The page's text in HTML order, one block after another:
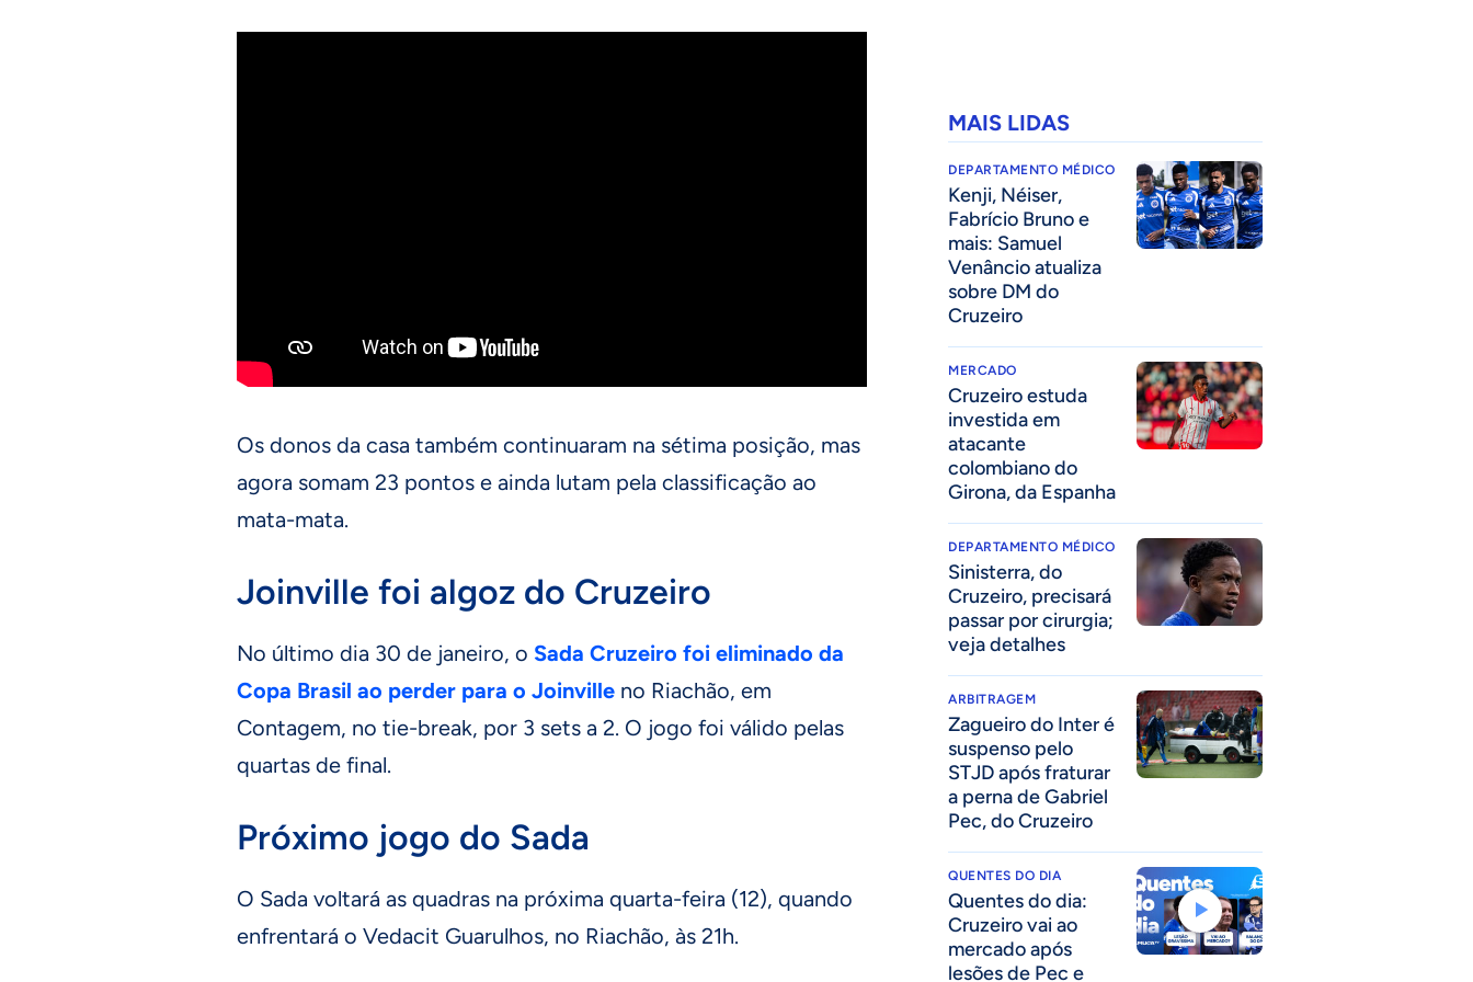
Os donos da casa também continuaram na sétima posição, mas
agora somam 23 pontos e ainda lutam pela classificação ao
mata-mata.
Joinville foi algoz do Cruzeiro
No último dia 30 de janeiro, o Sada Cruzeiro foi eliminado da
Copa Brasil ao perder para o Joinville no Riachão, em
Contagem, no tie-break, por 3 sets a 2. O jogo foi válido pelas
quartas de final.
Próximo jogo do Sada
O Sada voltará as quadras na próxima quarta-feira (12), quando
enfrentará o Vedacit Guarulhos, no Riachão, às 21h.
MAIS LIDAS
DEPARTAMENTO MÉDICO
Kenji, Néiser,
Fabrício Bruno e
mais: Samuel
Venâncio atualiza
sobre DM do
Cruzeiro
MERCADO
Cruzeiro estuda
investida em
atacante
colombiano do
Girona, da Espanha
DEPARTAMENTO MÉDICO
Sinisterra, do
Cruzeiro, precisará
passar por cirurgia;
veja detalhes
ARBITRAGEM
Zagueiro do Inter é
suspenso pelo
STJD após fraturar
a perna de Gabriel
Pec, do Cruzeiro
QUENTES DO DIA
Quentes do dia:
Cruzeiro vai ao
mercado após
lesões de Pec e